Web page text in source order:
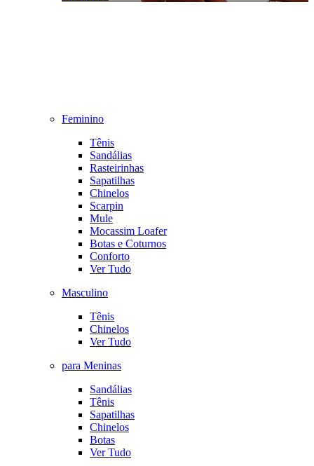
Feminino
Tênis
Sandálias
Rasteirinhas
Sapatilhas
Chinelos
Scarpin
Mule
Mocassim Loafer
Botas e Coturnos
Conforto
Ver Tudo
Masculino
Tênis
Chinelos
Ver Tudo
para Meninas
Sandálias
Tênis
Sapatilhas
Chinelos
Botas
Ver Tudo